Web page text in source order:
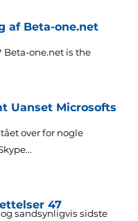
af Beta-one.net
Beta-one.net is the
Uanset Microsofts
over for nogle
47
sandsynligvis sidste